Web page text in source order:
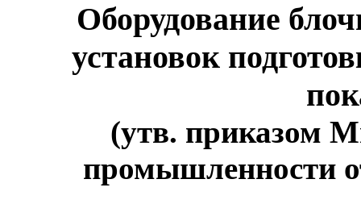
Оборудование
установок
(утв. приказом
промышленности